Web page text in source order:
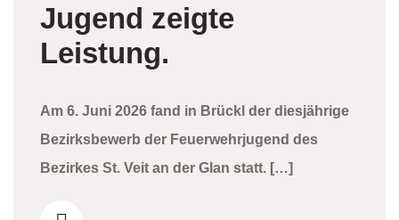
Jugend zeigte
Leistung.
Am 6. Juni 2026 fand in Brückl der diesjährige
Bezirksbewerb der Feuerwehrjugend des
Bezirkes St. Veit an der Glan statt. […]